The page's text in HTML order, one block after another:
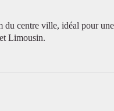
centre ville, idéal pour
Limousin.